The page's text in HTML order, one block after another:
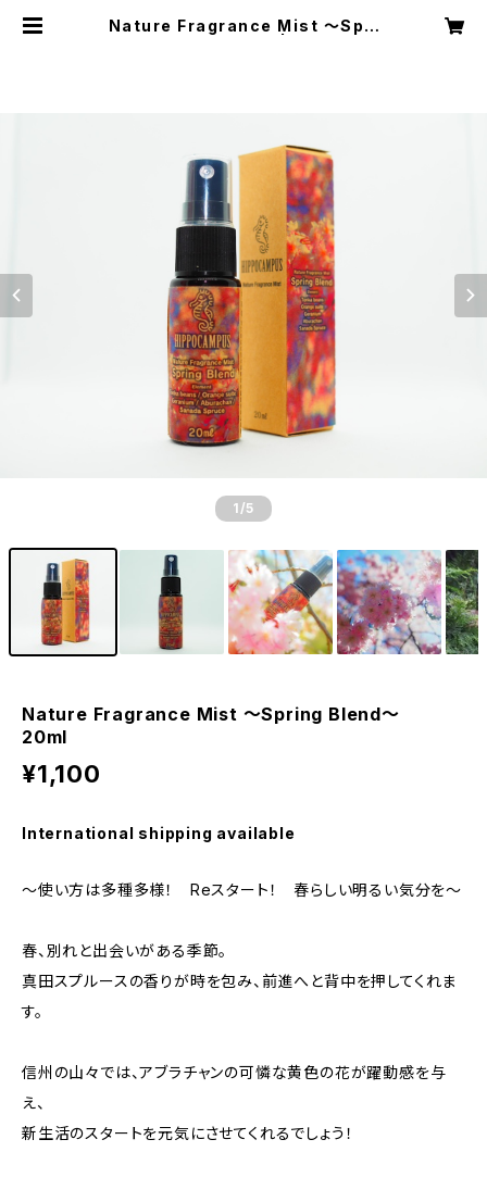
Nature Fragrance Mist ～Spri
1 /5
Nature Fragrance Mist ～Spring Blend～
20ml
¥1,100
International shipping available
～使い方は多種多様！ Reスタート！ 春らしい明るい気分を～
春、別れと出会いがある季節。
真田スプルースの香りが時を包み、前進へと背中を押してくれま
す。
信州の山々では、アブラチャンの可憐な黄色の花が躍動感を与
え、
新生活のスタートを元気にさせてくれるでしょう！